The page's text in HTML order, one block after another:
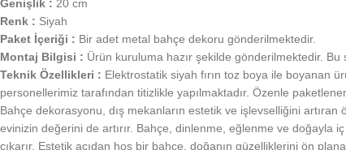
Genişlik : 20 cm
Renk : Siyah
Paket İçeriği : Bir adet metal bahçe dekoru gönderilmektedir.
Montaj Bilgisi : Ürün kuruluma hazır şekilde gönderilmektedir.
Teknik Özellikleri : Elektrostatik siyah fırın toz boya ile boyanan
personellerimiz tarafından titizlikle yapılmaktadır. Özenle
Bahçe dekorasyonu, dış mekanların estetik ve işlevselliğini
evinizin değerini de artırır. Bahçe, dinlenme, eğlenme ve doğayla
çıkarır. Estetik açıdan hoş bir bahçe, doğanın güzelliklerini ön